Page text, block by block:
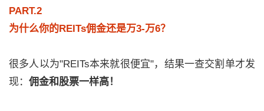
PART.2
为什么你的REITs佣金还是万3-万6？
很多人以为"REITs本来就很便宜"，结果一查交割单才发
现： 佣金和股票一样高！